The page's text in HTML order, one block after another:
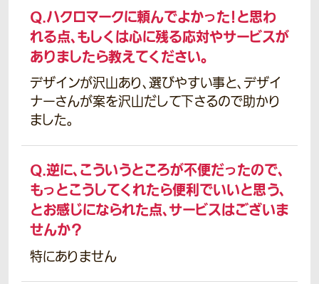
Q.ハクロマークに頼んでよかった！と思わ
れる点、もしくは心に残る応対やサービスが
ありましたら教えてください。
デザインが沢山あり、選びやすい事と、デザイ
ナーさんが案を沢山だして下さるので助かり
ました。
Q.逆に、こういうところが不便だったので、
もっとこうしてくれたら便利でいいと思う、
とお感じになられた点、サービスはございま
せんか？
特にありません